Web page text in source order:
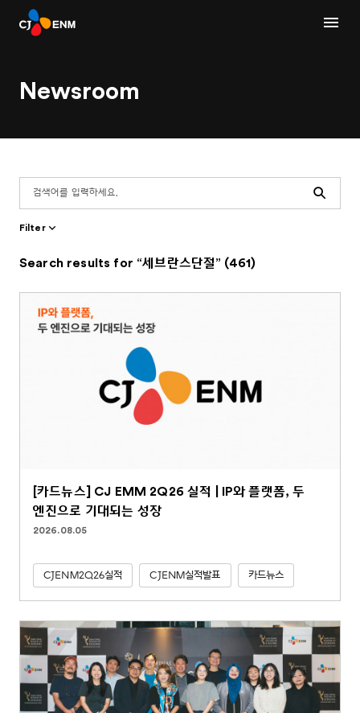
Newsroom
Search
Filter
Search results for “세브란스단절” (461)
[카드뉴스] CJ EMM 2Q26 실적 | IP와 플랫폼, 두
엔진으로 기대되는 성장
2026.08.05
CJENM2Q26실적 CJENM실적발표 카드뉴스